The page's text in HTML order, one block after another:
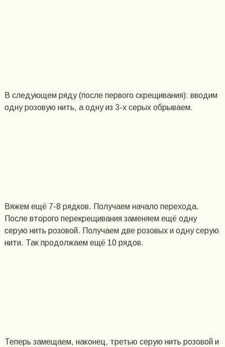
В следующем ряду (после первого скрещивания): вводим
одну розовую нить, а одну из 3-х серых обрываем.
Вяжем ещё 7-8 рядков. Получаем начало перехода.
После второго перекрещивания заменяем ещё одну
серую нить розовой. Получаем две розовых и одну серую
нити. Так продолжаем ещё 10 рядов.
Теперь замещаем, наконец, третью серую нить розовой и